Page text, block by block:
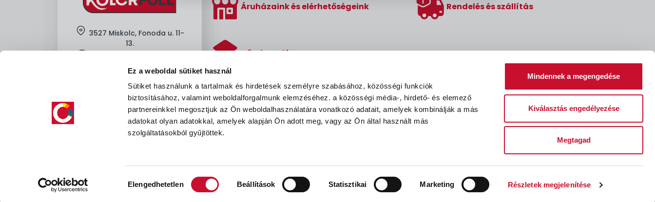
Ez a weboldal sütiket használ
Sütiket használunk a tartalmak és hirdetések személyre szabásához, közösségi funkciók
biztosításához, valamint weboldalforgalmunk elemzéséhez. a közösségi média-, hirdető- és elemező
partnereinkkel megosztjuk az Ön weboldalhasználatára vonatkozó adatait, amelyek kombinálják a más
adatokat olyan adatokkal, amelyek alapján Ön adott meg, vagy az Ön által használt más
szolgáltatásokból gyűjtöttek.
kiválasztása
Elengedhetetlen Beállítások Statisztikai Marketing Részletek megjelenítése
Mindennek a megengedése
Kiválasztás engedélyezése
Megtagad
Áruházaink és elérhetőségeink Rendelés és szállítás
Hőszigetelés
location 3527 Miskolc, Fonoda u. 11-
13.
clock
facebookinstagraminstagram